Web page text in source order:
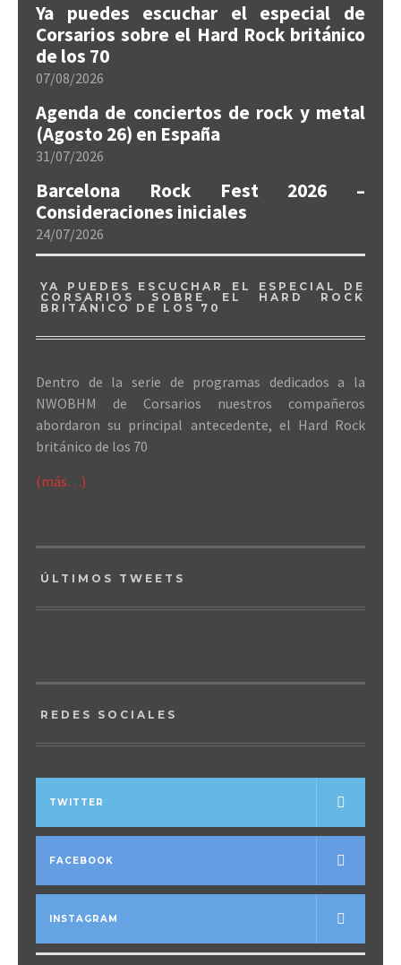
Ya puedes escuchar el especial de
Corsarios sobre el Hard Rock británico
de los 70
07/08/2026
Agenda de conciertos de rock y metal
(Agosto 26) en España
31/07/2026
Barcelona Rock Fest 2026 –
Consideraciones iniciales
24/07/2026
YA PUEDES ESCUCHAR EL ESPECIAL DE
CORSARIOS SOBRE EL HARD ROCK
BRITÁNICO DE LOS 70
Dentro de la serie de programas dedicados a la
NWOBHM de Corsarios nuestros compañeros
abordaron su principal antecedente, el Hard Rock
británico de los 70
(más…)
ÚLTIMOS TWEETS
REDES SOCIALES
TWITTER
FACEBOOK
INSTAGRAM